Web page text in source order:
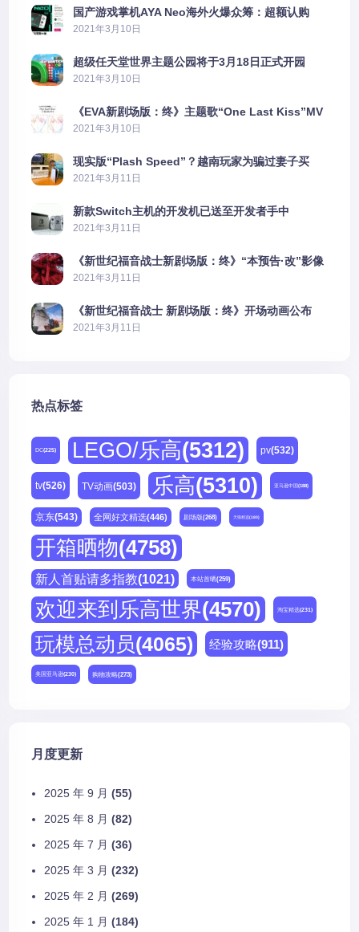
国产游戏掌机AYA Neo海外火爆众筹：超额认购
2606%
2021年3月10日
超级任天堂世界主题公园将于3月18日正式开园
2021年3月10日
《EVA新剧场版：终》主题歌“One Last Kiss”MV
公布
2021年3月10日
现实版“Plash Speed”？越南玩家为骗过妻子买
PS5上演好戏
2021年3月11日
新款Switch主机的开发机已送至开发者手中
2021年3月11日
《新世纪福音战士新剧场版：终》“本预告·改”影像
公开
2021年3月11日
《新世纪福音战士 新剧场版：终》开场动画公布
2021年3月11日
热点标签
DC(225) LEGO/乐高(5312) pv(532)
tv(526) TV动画(503) 乐高(5310) 亚马逊中国(188)
京东(543) 全网好文精选(446) 剧场版(268) 天猫精选(180)
开箱晒物(4758)
新人首贴请多指教(1021) 本站首晒(259)
欢迎来到乐高世界(4570) 淘宝精选(231)
玩模总动员(4065) 经验攻略(911)
美国亚马逊(230) 购物攻略(273)
月度更新
2025 年 9 月 (55)
2025 年 8 月 (82)
2025 年 7 月 (36)
2025 年 3 月 (232)
2025 年 2 月 (269)
2025 年 1 月 (184)